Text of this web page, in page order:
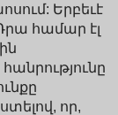
Երբեւէ
համար էլ
որ,